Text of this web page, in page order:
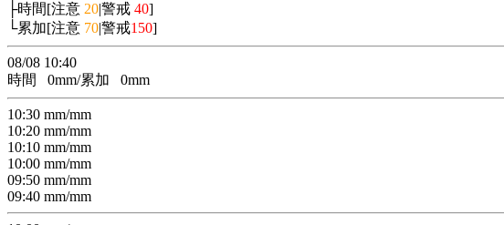
├時間[注意 20|警戒 40]
└累加[注意 70|警戒150]
08/08 10:40
時間
0mm/累加 0mm
10:30 mm/mm
10:20 mm/mm
10:10 mm/mm
10:00 mm/mm
09:50 mm/mm
09:40 mm/mm